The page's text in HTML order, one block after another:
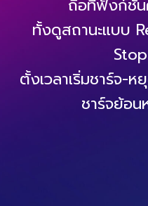
ถือที่ฟังก์ชัน
ทั้งดูสถานะแบบ
ตั้งเวลาเริ่มชาร์จ-
ชาร์จย้อ